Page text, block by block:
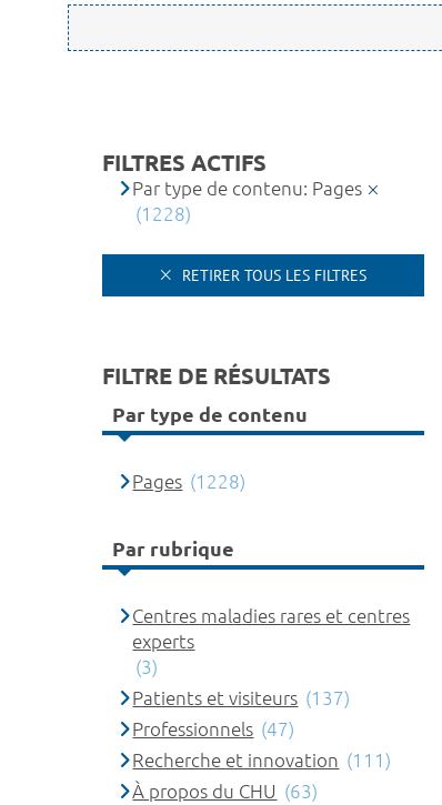
FILTRES ACTIFS
Par type de contenu: Pages
(1228)
RETIRER TOUS LES FILTRES
FILTRE DE RÉSULTATS
Par type de contenu
Pages (1228)
Par rubrique
Centres maladies rares et centres
experts
(3)
Patients et visiteurs (137)
Professionnels (47)
Recherche et innovation (111)
À propos du CHU (63)